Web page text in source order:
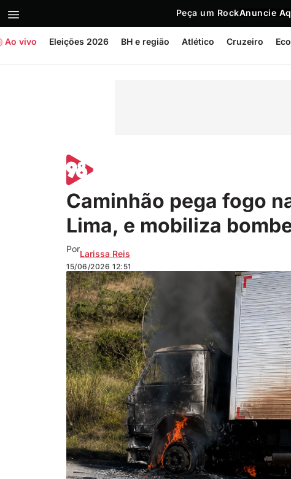
Peça um RockAnuncie
Ao vivo Eleições 2026 BH e região Atlético Cruzeiro
Caminhão pega fogo
Lima, e mobiliza
PorLarissa Reis
15/06/2026 12:51